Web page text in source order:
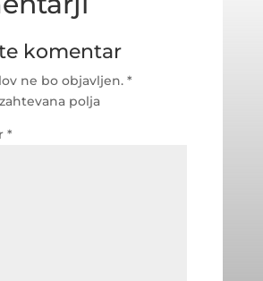
komentar
ne bo objavljen. *
polja
*